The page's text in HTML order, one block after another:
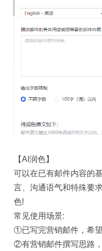
【AI润色】
可以在已有邮件内容的
言、沟通语气和特殊要
色!
常见使用场景:
①已写完营销邮件，希
②有营销邮件撰写思路